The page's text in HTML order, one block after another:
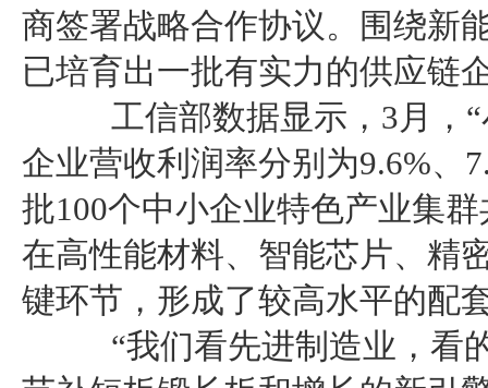
商签署战略合作协议。围绕新
已培育出一批有实力的供应链
工信部数据显示，3月，“
企业营收利润率分别为9.6%、
批100个中小企业特色产业集
在高性能材料、智能芯片、精
键环节，形成了较高水平的配
“我们看先进制造业，看